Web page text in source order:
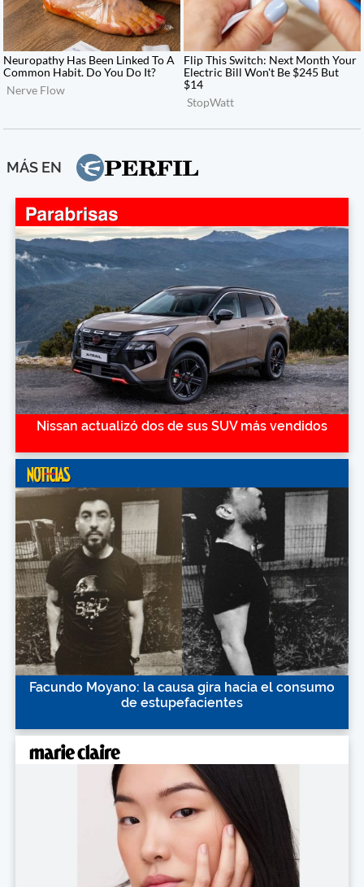
MÁS EN
Nissan actualizó dos de sus SUV más vendidos
Facundo Moyano: la causa gira hacia el consumo
de estupefacientes